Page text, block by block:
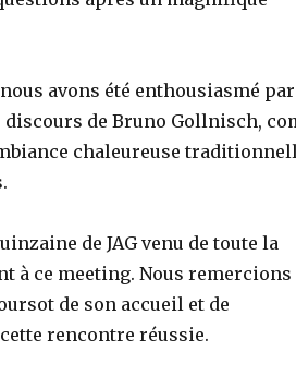
avons été enthousiasmé
de Bruno Gollnisch,
chaleureuse
de JAG venu de toute la
à ce meeting. Nous remercions
de son accueil et de
rencontre réussie.